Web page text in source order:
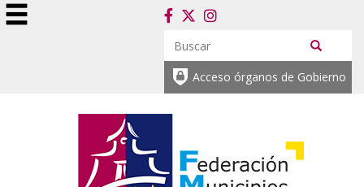
Acceso órganos de Gobierno